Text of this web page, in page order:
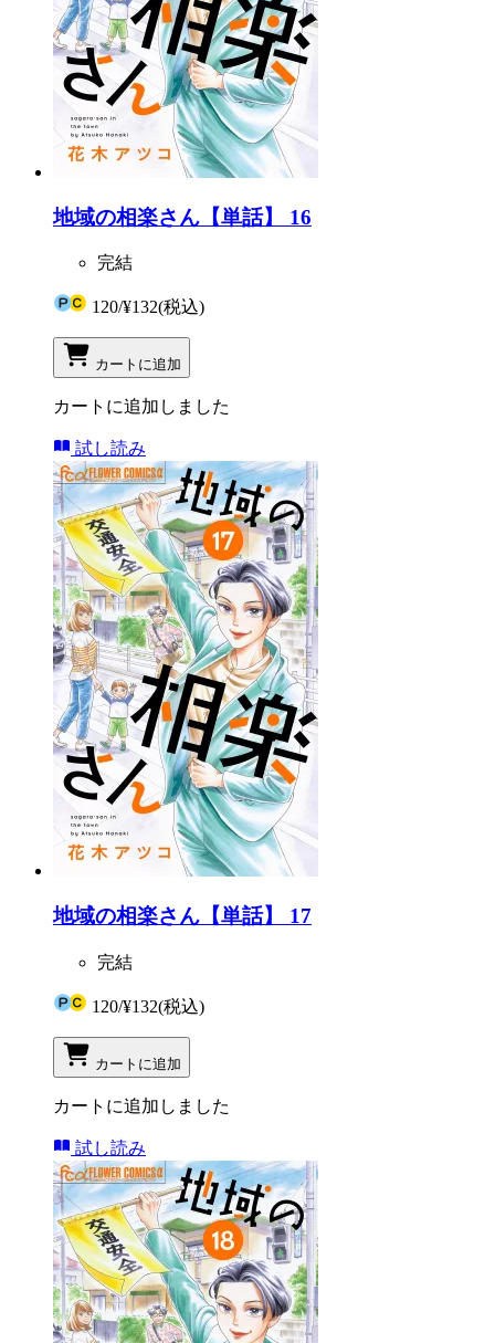
地域の相楽さん【単話】 16
完結
120/¥132(税込)
カートに追加
カートに追加しました
試し読み
地域の相楽さん【単話】 17
完結
120/¥132(税込)
カートに追加
カートに追加しました
試し読み